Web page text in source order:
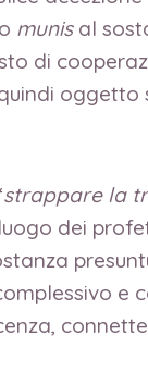
munisal
di
oggetto
strappare la
dei
e